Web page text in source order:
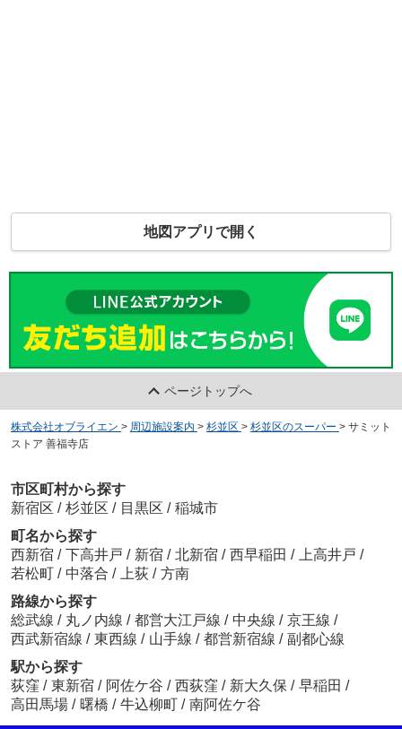
地図アプリで開く
ページトップへ
株式会社オブライエン > 周辺施設案内 > 杉並区 > 杉並区のスーパー > サミット
ストア 善福寺店
市区町村から探す
新宿区 / 杉並区 / 目黒区 / 稲城市
町名から探す
西新宿 / 下高井戸 / 新宿 / 北新宿 / 西早稲田 / 上高井戸 /
若松町 / 中落合 / 上荻 / 方南
路線から探す
総武線 / 丸ノ内線 / 都営大江戸線 / 中央線 / 京王線 /
西武新宿線 / 東西線 / 山手線 / 都営新宿線 / 副都心線
駅から探す
荻窪 / 東新宿 / 阿佐ケ谷 / 西荻窪 / 新大久保 / 早稲田 /
高田馬場 / 曙橋 / 牛込柳町 / 南阿佐ケ谷